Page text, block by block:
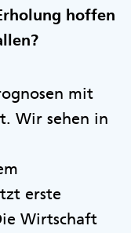
hoffen
mit
Wir sehen in
erste
Wirtschaft